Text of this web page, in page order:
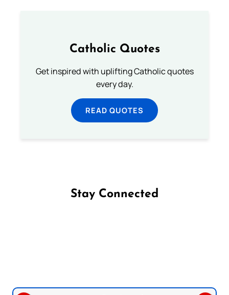
Catholic Quotes
Get inspired with uplifting Catholic quotes
every day.
READ QUOTES
Stay Connected